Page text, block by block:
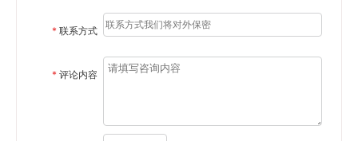
* 联系方式
* 评论内容